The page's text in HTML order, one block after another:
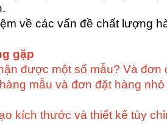
về các vấn đề chất lượng
gặp
được một số mẫu? Và
mẫu và đơn đặt hàng
kích thước và thiết kế tùy